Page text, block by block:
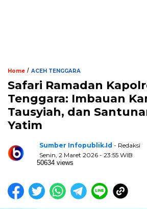
Home / ACEH TENGGARA
Safari Ramadan
Tenggara: Imbauan
Tausyiah, dan
Yatim
Sumber Infopublik.id - Redaksi
Senin, 2 Maret 2026 - 23:55 WIB
50634 views